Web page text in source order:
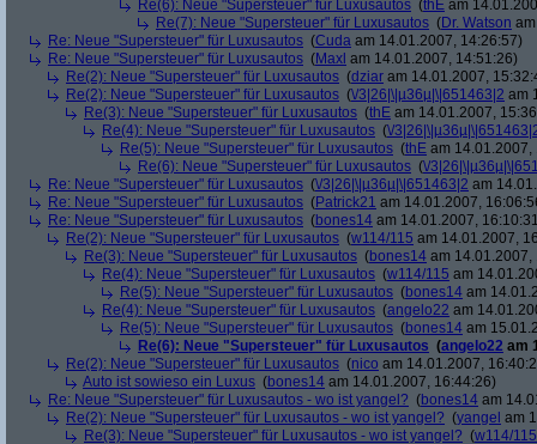
Re(6): Neue "Supersteuer" für Luxusautos (thE am
Re(7): Neue "Supersteuer" für Luxusautos (Dr. Watson
Re: Neue "Supersteuer" für Luxusautos (Cuda am 14.01.2007, 14:26:57)
Re: Neue "Supersteuer" für Luxusautos (Maxl am 14.01.2007, 14:51:26)
Re(2): Neue "Supersteuer" für Luxusautos (dziar am 14.01.2007,
Re(2): Neue "Supersteuer" für Luxusautos (\/3|26|\|µ36µ|\|651463|2 am
Re(3): Neue "Supersteuer" für Luxusautos (thE am 14.01.2007,
Re(4): Neue "Supersteuer" für Luxusautos (\/
Re(5): Neue "Supersteuer" für Luxusautos (thE am 14.01.2007,
Re(6): Neue "Supersteuer" für Luxusautos (\/
Re: Neue "Supersteuer" für Luxusautos (\/3|26|\|µ36µ|\|651463|2 am
Re: Neue "Supersteuer" für Luxusautos (Patrick21 am 14.01.2007,
Re: Neue "Supersteuer" für Luxusautos (bones14 am 14.01.2007,
Re(2): Neue "Supersteuer" für Luxusautos (w114/115 am 14.01.2007,
Re(3): Neue "Supersteuer" für Luxusautos (bones14 am 14.01.2007,
Re(4): Neue "Supersteuer" für Luxusautos (w114/115 am
Re(5): Neue "Supersteuer" für Luxusautos (bones14 am
Re(4): Neue "Supersteuer" für Luxusautos (angelo22 am
Re(5): Neue "Supersteuer" für Luxusautos (bones14 am
Re(6): Neue "Supersteuer" für Luxusautos (angelo22 am
Re(2): Neue "Supersteuer" für Luxusautos (nico am 14.01.2007,
Auto ist sowieso ein Luxus (bones14 am 14.01.2007, 16:44:26)
Re: Neue "Supersteuer" für Luxusautos - wo ist yangel? (bones14 am
Re(2): Neue "Supersteuer" für Luxusautos - wo ist yangel? (yangel am
Re(3): Neue "Supersteuer" für Luxusautos - wo ist yangel? (w114/115